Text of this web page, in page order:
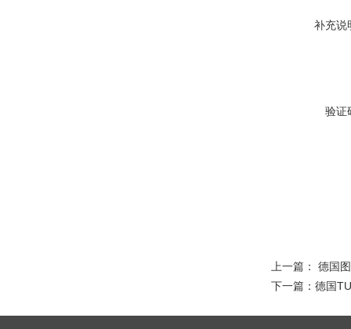
补充说
验证
上一篇： 德国
下一篇： 德国